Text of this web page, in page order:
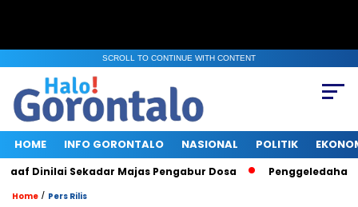
SCROLL TO CONTINUE WITH CONTENT
HOME INFO GORONTALO NASIONAL POLITIK
Dinilai Sekadar Majas Pengabur Dosa Penggeledahan
Home / Pers Rilis